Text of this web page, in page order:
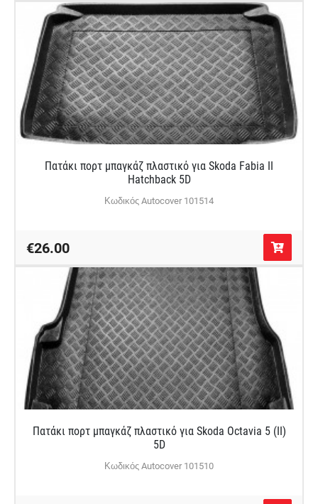
Πατάκι πορτ μπαγκάζ πλαστικό για Skoda Fabia II
Hatchback 5D
Κωδικός Autocover 101514
€26.00
Πατάκι πορτ μπαγκάζ πλαστικό για Skoda Octavia 5 (II)
5D
Κωδικός Autocover 101510